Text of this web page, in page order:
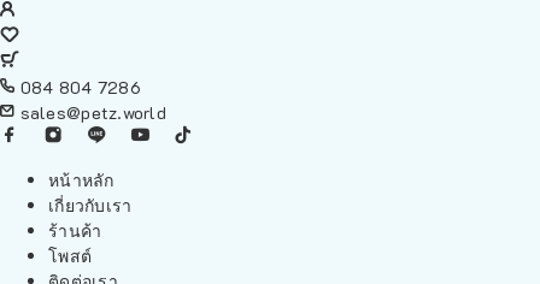
084 804 7286
sales@petz.world
หน้าหลัก
เกี่ยวกับเรา
ร้านค้า
โพสต์